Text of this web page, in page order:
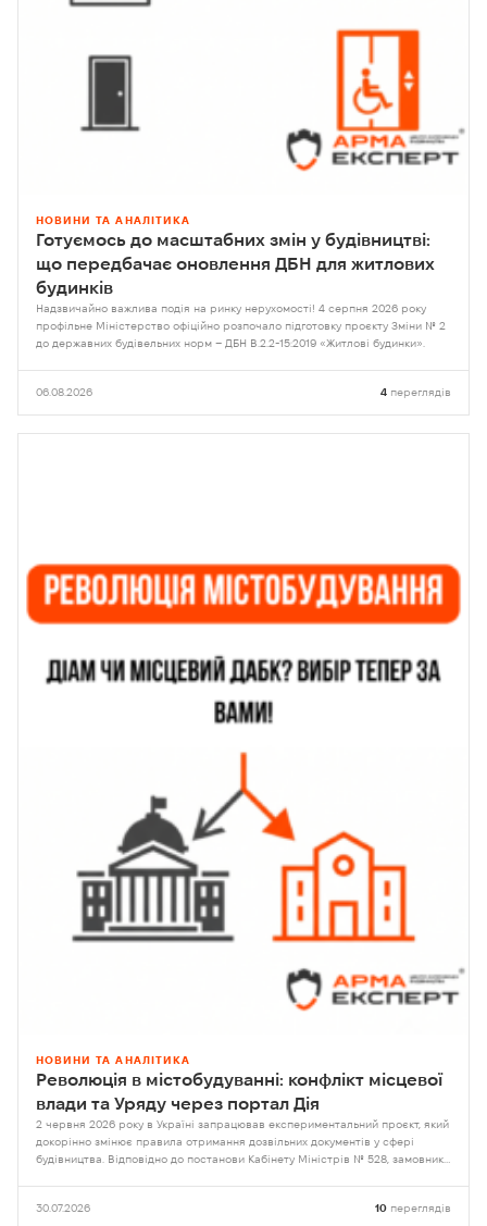
НОВИНИ ТА АНАЛІТИКА
Готуємось до масштабних змін у будівництві:
що передбачає оновлення ДБН для житлових
будинків
Надзвичайно важлива подія на ринку нерухомості! 4 серпня 2026 року
профільне Міністерство офіційно розпочало підготовку проєкту Зміни № 2
до державних будівельних норм – ДБН В.2.2-15:2019 «Житлові будинки».
06.08.2026 4 переглядів
НОВИНИ ТА АНАЛІТИКА
Революція в містобудуванні: конфлікт місцевої
влади та Уряду через портал Дія
2 червня 2026 року в Україні запрацював експериментальний проєкт, який
докорінно змінює правила отримання дозвільних документів у сфері
будівництва. Відповідно до постанови Кабінету Міністрів № 528, замовники
30.07.2026 10 переглядів